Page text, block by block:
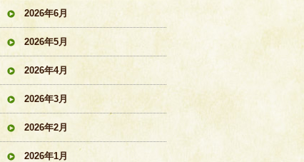
2026年6月
2026年5月
2026年4月
2026年3月
2026年2月
2026年1月